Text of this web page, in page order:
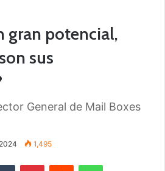
gran potencial,
sus
General de Mail Boxes
1,495